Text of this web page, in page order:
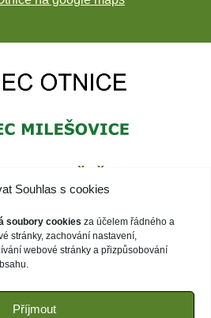
Souhlas s cookies
soubory cookies za účelem řádného a
stránky, zachování nastavení,
webové stránky a přizpůsobování
Příjmout